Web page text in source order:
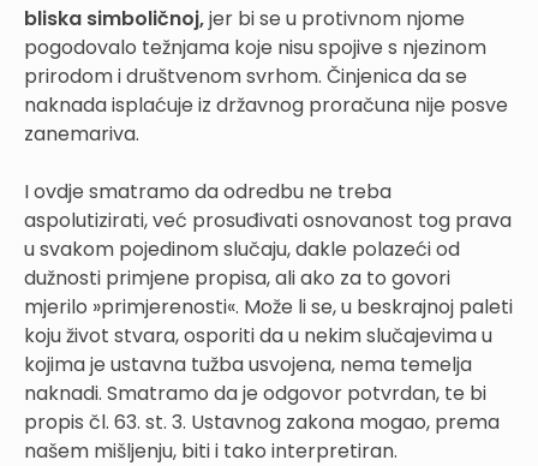
bliska simboličnoj,jer bi se u protivnom njome
pogodovalo težnjama koje nisu spojive s njezinom
prirodom i društvenom svrhom. Činjenica da se
naknada isplaćuje iz državnog proračuna nije posve
zanemariva.
I ovdje smatramo da odredbu ne treba
aspolutizirati, već prosuđivati osnovanost tog prava
u svakom pojedinom slučaju, dakle polazeći od
dužnosti primjene propisa, ali ako za to govori
mjerilo »primjerenosti«. Može li se, u beskrajnoj paleti
koju život stvara, osporiti da u nekim slučajevima u
kojima je ustavna tužba usvojena, nema temelja
naknadi. Smatramo da je odgovor potvrdan, te bi
propis čl. 63. st. 3. Ustavnog zakona mogao, prema
našem mišljenju, biti i tako interpretiran.